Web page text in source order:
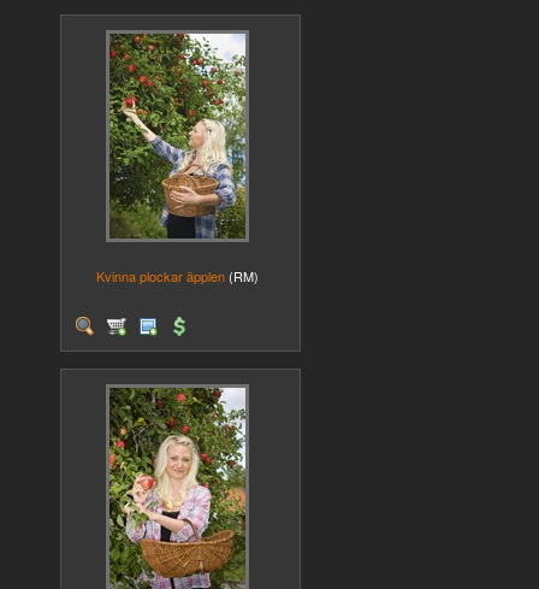
Kvinna plockar äpplen (RM)